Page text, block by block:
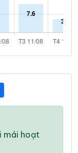
mái hoạt